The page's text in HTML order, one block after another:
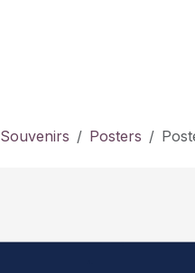
Souvenirs Posters